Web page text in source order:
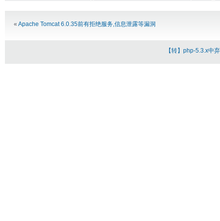
« Apache Tomcat 6.0.35前有拒绝服务,信息泄露等漏洞
【转】php-5.3.x中